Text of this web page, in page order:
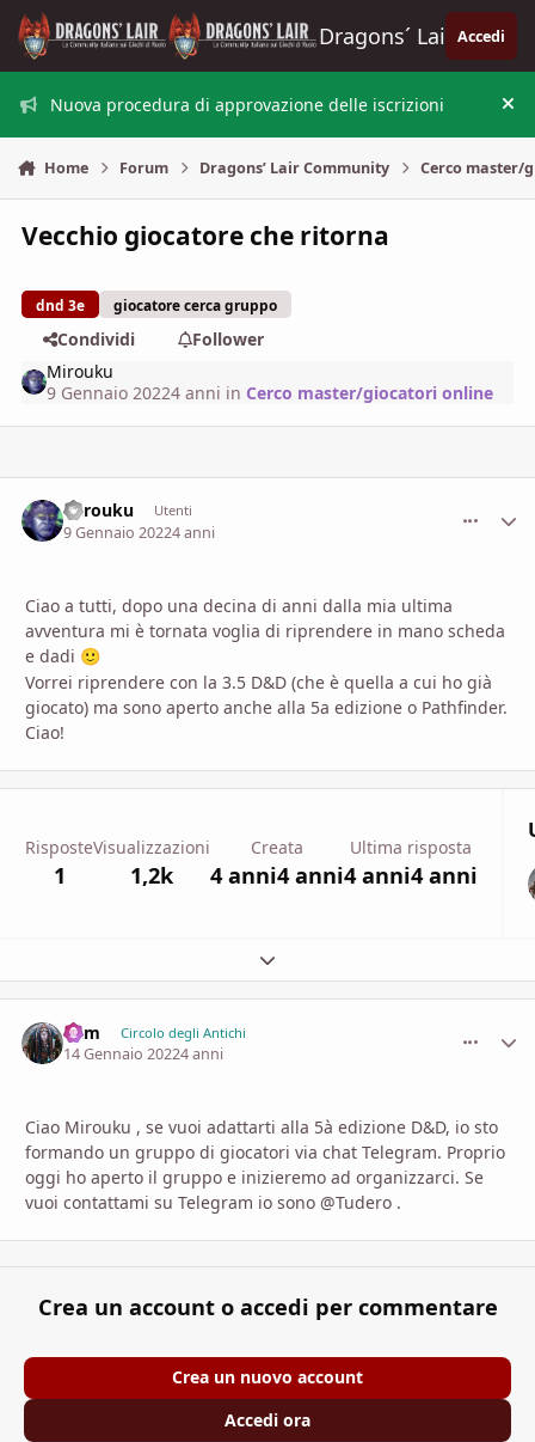
Vai al contenuto
Dragons´ Lair Accedi
Nuova procedura di approvazione delle iscrizioni
Home Forum Dragons’ Lair Community Cerco master/
Vecchio giocatore che ritorna
dnd 3e giocatore cerca gruppo
Condividi
Follower
Mirouku
9 Gennaio 20224 anni in Cerco master/giocatori online
Mirouku Utenti
9 Gennaio 20224 anni
Ciao a tutti, dopo una decina di anni dalla mia ultima
avventura mi è tornata voglia di riprendere in mano scheda
e dadi 🙂
Vorrei riprendere con la 3.5 D&D (che è quella a cui ho già
giocato) ma sono aperto anche alla 5a edizione o Pathfinder.
Ciao!
Risposte
1
Visualizzazioni
1,2k
Creata
4 anni4 anni
Ultima risposta
4 anni4 anni
Espandi panoramica del topic
Ram Circolo degli Antichi
14 Gennaio 20224 anni
Ciao Mirouku , se vuoi adattarti alla 5à edizione D&D, io sto
formando un gruppo di giocatori via chat Telegram. Proprio
oggi ho aperto il gruppo e inizieremo ad organizzarci. Se
vuoi contattami su Telegram io sono @Tudero .
Crea un account o accedi per commentare
Crea un nuovo account
Accedi ora